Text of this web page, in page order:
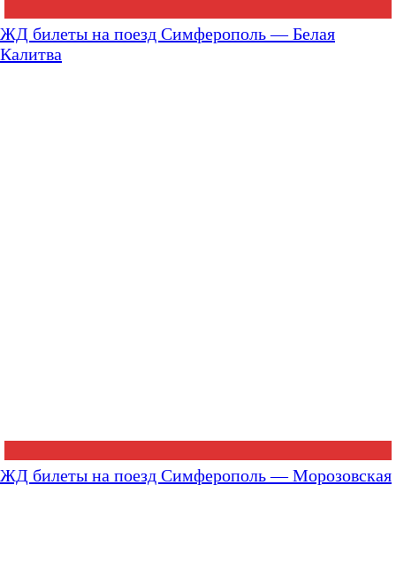
ЖД билеты на поезд Симферополь — Белая
Калитва
ЖД билеты на поезд Симферополь — Морозовская